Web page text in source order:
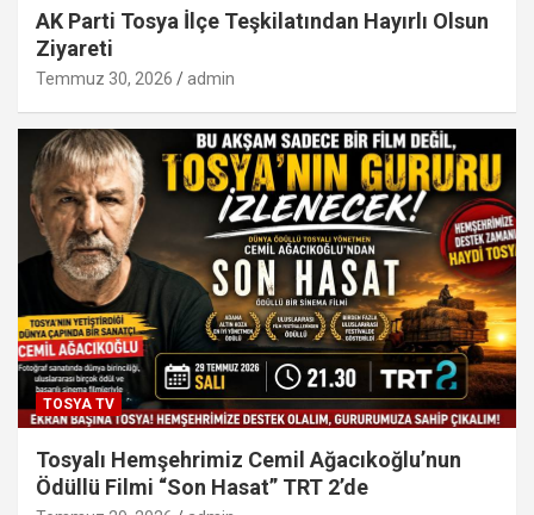
AK Parti Tosya İlçe Teşkilatından Hayırlı Olsun
Ziyareti
Temmuz 30, 2026 admin
TOSYA TV
Tosyalı Hemşehrimiz Cemil Ağacıkoğlu’nun
Ödüllü Filmi “Son Hasat” TRT 2’de